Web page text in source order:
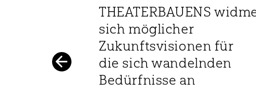
THEATERBAUENS
sich möglicher
Zukunftsvisionen für
die sich wandelnden
Bedürfnisse an